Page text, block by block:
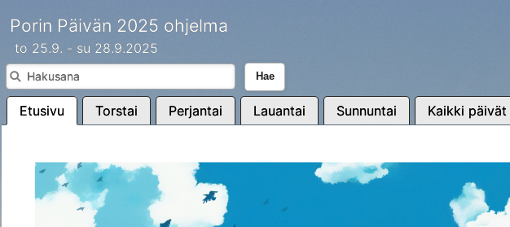
Porin Päivän 2025 ohjelma
to 25.9. - su 28.9.2025
Hae
Etusivu Torstai Perjantai Lauantai Sunnuntai Kaikki päivät